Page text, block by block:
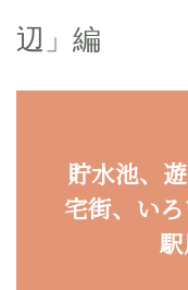
辺」編
貯水池、
宅街、い
駅